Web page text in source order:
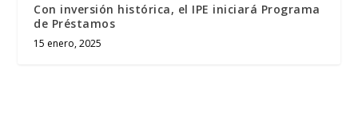
Con inversión histórica, el IPE iniciará Programa
de Préstamos
15 enero, 2025